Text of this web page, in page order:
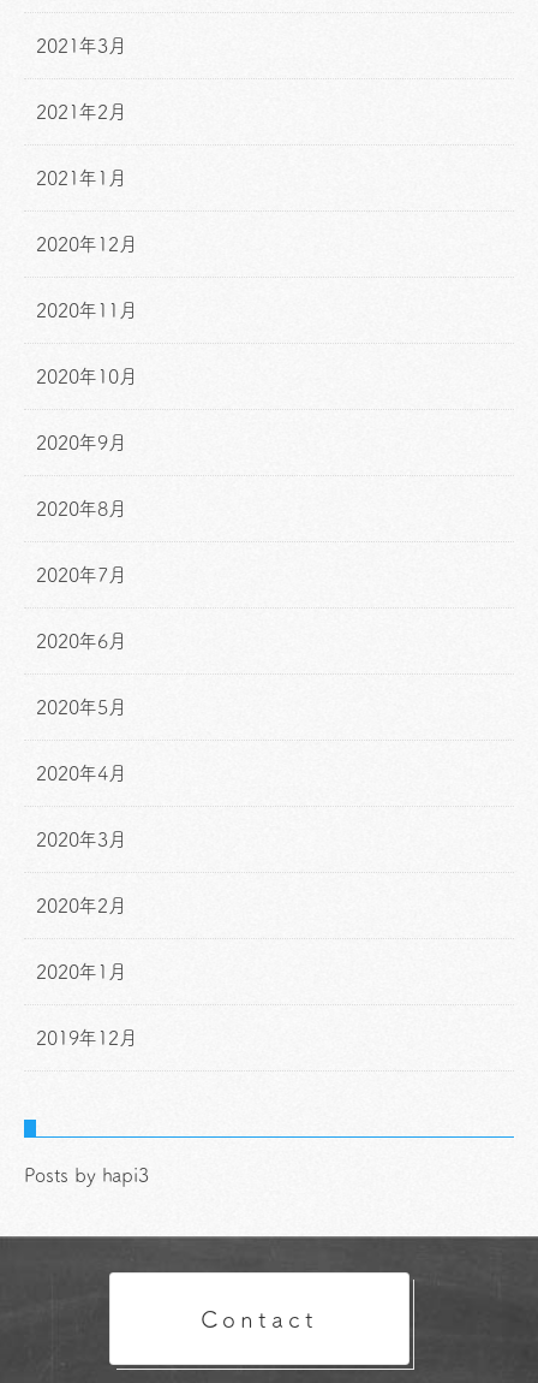
2021年3月
2021年2月
2021年1月
2020年12月
2020年11月
2020年10月
2020年9月
2020年8月
2020年7月
2020年6月
2020年5月
2020年4月
2020年3月
2020年2月
2020年1月
2019年12月
Posts by hapi3
Contact